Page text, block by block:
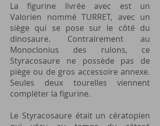
La figurine livrée avec est un
Valorien nommé TURRET, avec un
siège qui se pose sur le côté du
dinosaure. Contrairement au
Monoclonius des rulons, ce
Styracosaure ne possède pas de
piège ou de gros accessoire annexe.
Seules deux tourelles viennent
compléter la figurine.
Le Styracosaure était un cératopien